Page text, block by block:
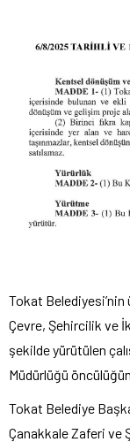
Tokat Belediyesi’nin
Çevre, Şehircilik ve
şekilde yürütülen çal
Müdürlüğü öncülüğ
Tokat Belediye Ba
Çanakkale Zaferi ve